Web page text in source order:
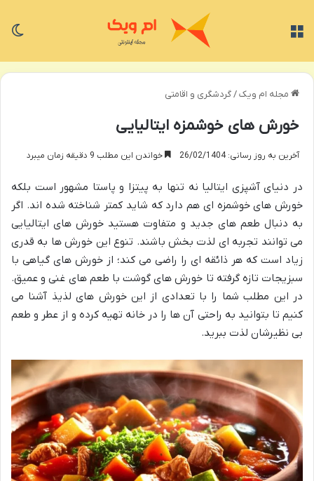
مجله ام ویک/گردشگری و اقامتی
خورش های خوشمزه ایتالیایی
آخرین به روز رسانی: 26/02/1404 خواندن این مطلب 9 دقیقه زمان میبرد
در دنیای آشپزی ایتالیا نه تنها به پیتزا و پاستا مشهور است بلکه
خورش های خوشمزه ای هم دارد که شاید کمتر شناخته شده اند. اگر
به دنبال طعم های جدید و متفاوت هستید خورش های ایتالیایی
می توانند تجربه ای لذت بخش باشند. تنوع این خورش ها به قدری
زیاد است که هر ذائقه ای را راضی می کند؛ از خورش های گیاهی با
سبزیجات تازه گرفته تا خورش های گوشت با طعم های غنی و عمیق.
در این مطلب شما را با تعدادی از این خورش های لذیذ آشنا می
کنیم تا بتوانید به راحتی آن ها را در خانه تهیه کرده و از عطر و طعم
بی نظیرشان لذت ببرید.